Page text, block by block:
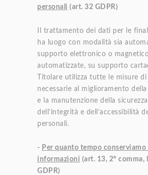
personali (art. 32 GDPR)
Il trattamento dei dati per le
ha luogo con modalità sia
supporto elettronico o
automatizzate, su supporto
Titolare utilizza tutte le misure di
necessarie al miglioramento
e la manutenzione della
dell’integrità e dell’accessibilità
personali.
- Per quanto tempo conserviamo
informazioni (art. 13, 2° comma,
GDPR)